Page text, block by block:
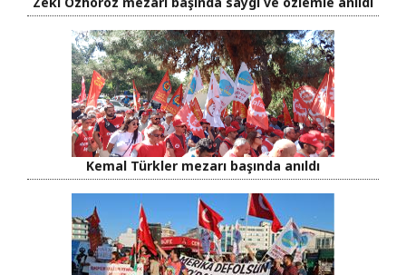
Kemal Türkler mezarı başında anıldı